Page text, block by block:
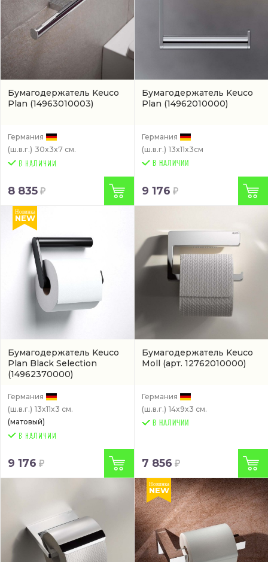
Бумагодержатель Keuco
Plan (14963010003)
Германия
(ш.в.г.) 30x3x7 см.
8 835
Бумагодержатель Keuco
Plan (14962010000)
Германия
(ш.в.г.) 13x11x3см
В НАЛИЧИИ
9 176
Бумагодержатель Keuco
Plan Black Selection
(14962370000)
Новинка
NEW
Германия
(ш.в.г.) 13x11x3 см.
(матовый)
9 176
Бумагодержатель Keuco
Moll (арт. 12762010000)
Германия
(ш.в.г.) 14x9x3 см.
В НАЛИЧИИ
7 856
Новинка
NEW